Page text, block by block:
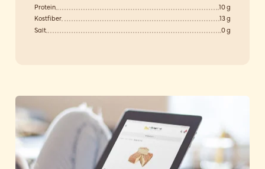
Protein
10 g
Kostfiber
13 g
Salt
0 g